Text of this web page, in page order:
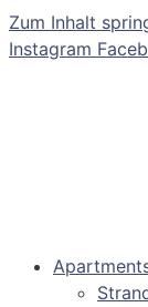
Zum Inhalt
Instagram